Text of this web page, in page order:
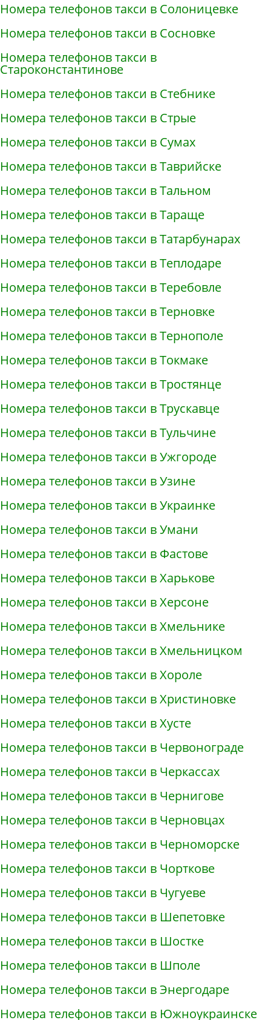
Номера телефонов такси в Солоницевке
Номера телефонов такси в Сосновке
Номера телефонов такси в
Староконстантинове
Номера телефонов такси в Стебнике
Номера телефонов такси в Стрые
Номера телефонов такси в Сумах
Номера телефонов такси в Таврийске
Номера телефонов такси в Тальном
Номера телефонов такси в Тараще
Номера телефонов такси в Татарбунарах
Номера телефонов такси в Теплодаре
Номера телефонов такси в Теребовле
Номера телефонов такси в Терновке
Номера телефонов такси в Тернополе
Номера телефонов такси в Токмаке
Номера телефонов такси в Тростянце
Номера телефонов такси в Трускавце
Номера телефонов такси в Тульчине
Номера телефонов такси в Ужгороде
Номера телефонов такси в Узине
Номера телефонов такси в Украинке
Номера телефонов такси в Умани
Номера телефонов такси в Фастове
Номера телефонов такси в Харькове
Номера телефонов такси в Херсоне
Номера телефонов такси в Хмельнике
Номера телефонов такси в Хмельницком
Номера телефонов такси в Хороле
Номера телефонов такси в Христиновке
Номера телефонов такси в Хусте
Номера телефонов такси в Червонограде
Номера телефонов такси в Черкассах
Номера телефонов такси в Чернигове
Номера телефонов такси в Черновцах
Номера телефонов такси в Черноморске
Номера телефонов такси в Чорткове
Номера телефонов такси в Чугуеве
Номера телефонов такси в Шепетовке
Номера телефонов такси в Шостке
Номера телефонов такси в Шполе
Номера телефонов такси в Энергодаре
Номера телефонов такси в Южноукраинске